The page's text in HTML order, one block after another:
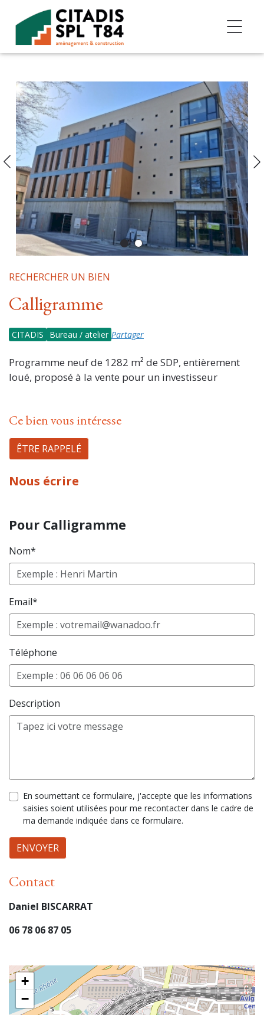
Accéder au contenu
RECHERCHER UN BIEN
Calligramme
CITADIS Bureau / atelier Partager
Programme neuf de 1282 m² de SDP, entièrement
loué, proposé à la vente pour un investisseur
Ce bien vous intéresse
ÊTRE RAPPELÉ
Nous écrire
Pour Calligramme
Nom*
Email*
Téléphone
Description
En soumettant ce formulaire, j'accepte que les informations
saisies soient utilisées pour me recontacter dans le cadre de
ma demande indiquée dans ce formulaire.
ENVOYER
Contact
Daniel BISCARRAT
06 78 06 87 05
+
−